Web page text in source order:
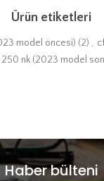
Ürün etiketleri
model öncesi) (2) ,
nk (2023 model
Haber bülteni